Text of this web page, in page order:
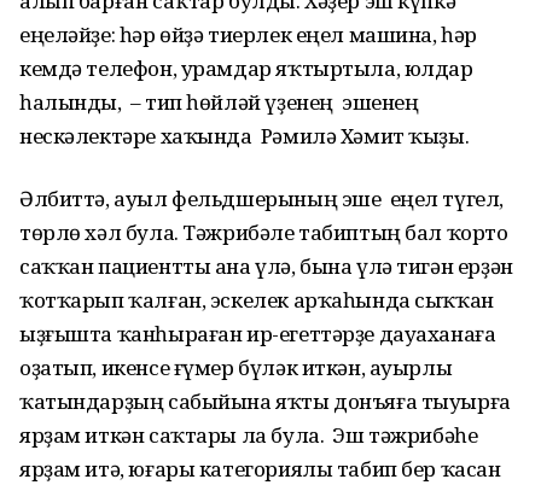
еңеләйҙе: һәр өйҙә тиерлек еңел машина, һәр
кемдә телефон, урамдар яҡтыртыла, юлдар
һалынды, – тип һөйләй үҙенең эшенең
нескәлектәре хаҡында Рәмилә Хәмит ҡыҙы.
Әлбиттә, ауыл фельдшерының эше еңел түгел,
төрлө хәл була. Тәжрибәле табиптың бал ҡорто
саҡҡан пациентты ана үлә, бына үлә тигән ерҙән
ҡотҡарып ҡалған, эскелек арҡаһында сыҡҡан
ыҙғышта ҡанһыраған ир-егеттәрҙе дауаханаға
оҙатып, икенсе ғүмер бүләк иткән, ауырлы
ҡатындарҙың сабыйына яҡты донъяға тыуырға
ярҙам иткән саҡтары ла була. Эш тәжрибәһе
ярҙам итә, юғары категориялы табип бер ҡасан